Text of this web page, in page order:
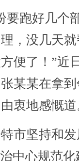
跑好几个
，没几天
便了！”近
某某在拿
衷地感慨
市坚持和发
中心规范化